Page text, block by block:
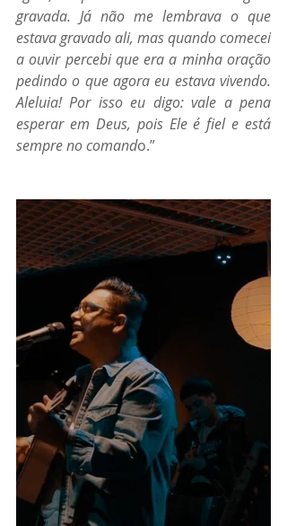
gravada. Já não me lembrava o que
estava gravado ali, mas quando comecei
a ouvir percebi que era a minha oração
pedindo o que agora eu estava vivendo.
Aleluia! Por isso eu digo: vale a pena
esperar em Deus, pois Ele é fiel e está
sempre no comando.”